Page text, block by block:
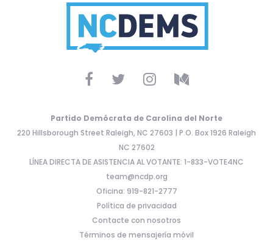
Partido Demócrata de Carolina del Norte
220 Hillsborough Street Raleigh, NC 27603 | P.O. Box 1926 Raleigh
NC 27602
LÍNEA DIRECTA DE ASISTENCIA AL VOTANTE: 1-833-VOTE4NC
team@ncdp.org
Oficina: 919-821-2777
Política de privacidad
Contacte con nosotros
Términos de mensajería móvil